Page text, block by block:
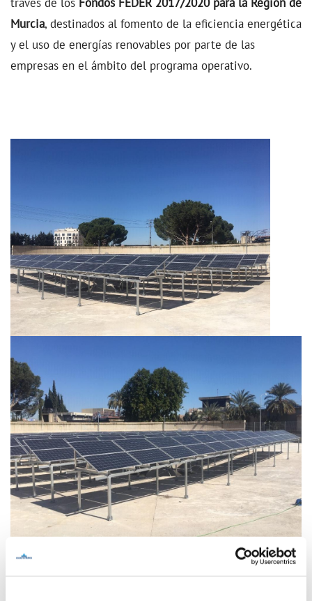
Murcia, destinados al fomento de la eficiencia energética
y el uso de energías renovables por parte de las
empresas en el ámbito del programa operativo.